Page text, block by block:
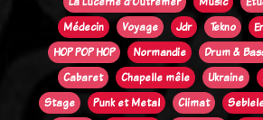
Médecin
Voyage Jdr Tekno
HOP POP HOP
Normandie Drum &
Cabaret
Chapelle mêle Ukraine
Stage
Punk et Metal Climat